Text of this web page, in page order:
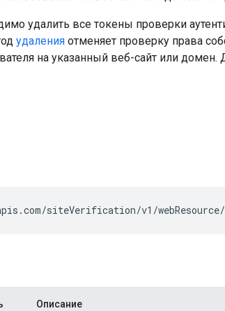
удалить все токены проверки
удаления отменяет проверку права
на указанный веб-сайт или
siteVerification/v1/webResource/
Описание